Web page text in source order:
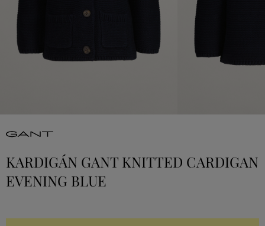
KARDIGÁN GANT KNITTED CARDIGAN
EVENING BLUE